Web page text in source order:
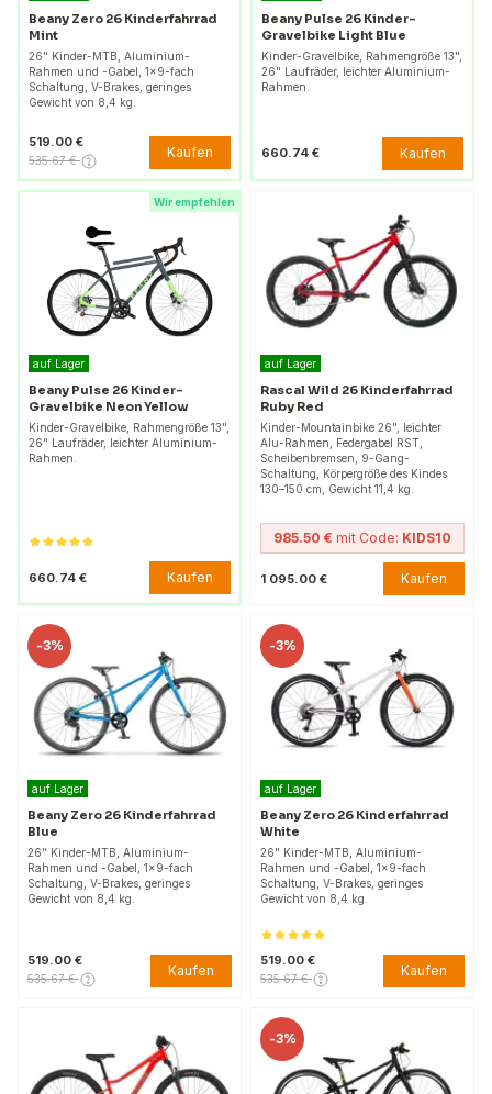
Beany Zero 26 Kinderfahrrad
Mint
26" Kinder-MTB, Aluminium-
Rahmen und -Gabel, 1×9-fach
Schaltung, V-Brakes, geringes
Gewicht von 8,4 kg.
519.00 €
535.67 € Kaufen
Beany Pulse 26 Kinder-
Gravelbike Light Blue
Kinder-Gravelbike, Rahmengröße 13",
26" Laufräder, leichter Aluminium-
Rahmen.
660.74 € Kaufen
Wir empfehlen
auf Lager
Beany Pulse 26 Kinder-
Gravelbike Neon Yellow
Kinder-Gravelbike, Rahmengröße 13",
26" Laufräder, leichter Aluminium-
Rahmen.
660.74 € Kaufen
auf Lager
Rascal Wild 26 Kinderfahrrad
Ruby Red
Kinder-Mountainbike 26", leichter
Alu-Rahmen, Federgabel RST,
Scheibenbremsen, 9-Gang-
Schaltung, Körpergröße des Kindes
130–150 cm, Gewicht 11,4 kg.
985.50 € mit Code: KIDS10
1 095.00 € Kaufen
-3%
auf Lager
Beany Zero 26 Kinderfahrrad
Blue
26" Kinder-MTB, Aluminium-
Rahmen und -Gabel, 1×9-fach
Schaltung, V-Brakes, geringes
Gewicht von 8,4 kg.
519.00 €
535.67 € Kaufen
-3%
auf Lager
Beany Zero 26 Kinderfahrrad
White
26" Kinder-MTB, Aluminium-
Rahmen und -Gabel, 1×9-fach
Schaltung, V-Brakes, geringes
Gewicht von 8,4 kg.
519.00 €
535.67 € Kaufen
-3%